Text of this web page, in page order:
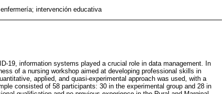
intervención educativa
19, information systems played a crucial role in data management. In
of a nursing workshop aimed at developing professional skills in
applied, and quasi-experimental approach was used, with a
consisted of 58 participants: 30 in the experimental group and 28 in